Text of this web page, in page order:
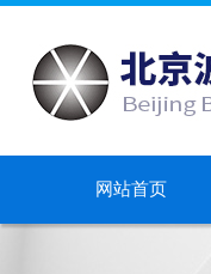
网站首页